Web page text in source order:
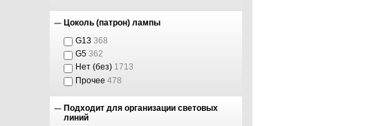
Цоколь (патрон) лампы
G13 368
G5 362
Нет (без) 1713
Прочее 478
Подходит для организации световых
линий